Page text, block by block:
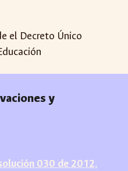
el Decreto Único
y
030 de 2012,